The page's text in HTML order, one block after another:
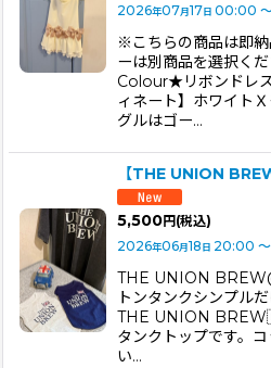
2026年07月17日 00:00
※こちらの商品は即
ーは別商品を選択く
Colour★リボンドレ
ィネート】ホワイト
グルはゴー…
【THE UNION
5,500円 (税込)
2026年06月18日 20:00 ～
THE UNION
トンタンクシンプル
THE UNION
タンクトップです。
い…